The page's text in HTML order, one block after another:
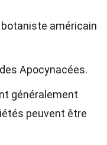
américain
Apocynacées.
généralement
peuvent être